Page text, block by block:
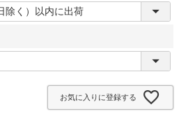
お気に入りに登録する